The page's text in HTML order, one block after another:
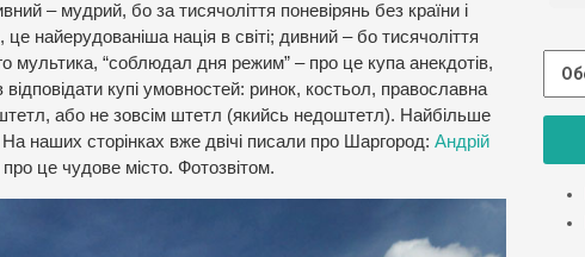
– мудрий, бо за тисячоліття поневірянь без країни і
найерудованіша нація в світі; дивний – бо тисячоліття
мультика, “соблюдал дня режим” – про це купа анекдотів,
купі умовностей: ринок, костьол, православна
або не зовсім штетл (якийсь недоштетл). Найбільше
наших сторінках вже двічі писали про Шаргород: Андрій
це чудове місто. Фотозвітом.